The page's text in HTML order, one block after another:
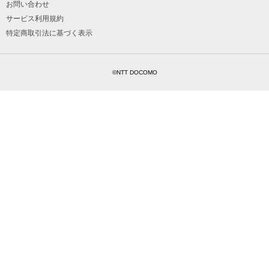
お問い合わせ
サービス利用規約
特定商取引法に基づく表示
©NTT DOCOMO